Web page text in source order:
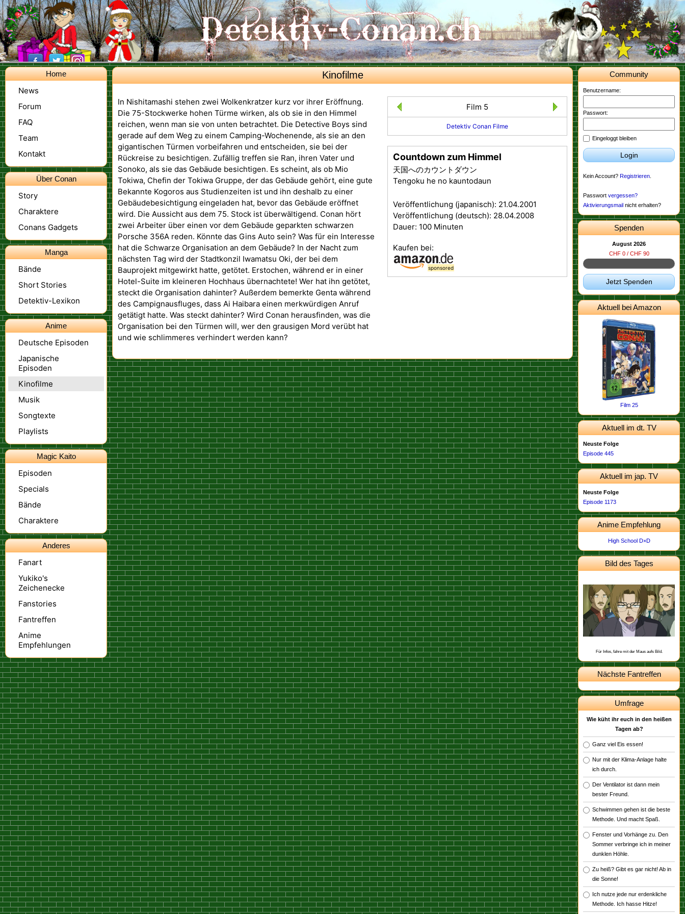
Home
News
Forum
FAQ
Team
Kontakt
Über Conan
Story
Charaktere
Conans Gadgets
Manga
Bände
Short Stories
Detektiv-Lexikon
Anime
Deutsche Episoden
Japanische
Episoden
Kinofilme
Musik
Songtexte
Playlists
Magic Kaito
Episoden
Specials
Bände
Charaktere
Anderes
Fanart
Yukiko's
Zeichenecke
Fanstories
Fantreffen
Anime
Empfehlungen
Community
Benutzername:
Passwort:
Eingeloggt bleiben
Login
Kein Account? Registrieren
Passwort vergessen?
Aktivierungsmail nicht erhalten?
Spenden
August 2026
CHF 0 / CHF 90
Jetzt Spenden
Aktuell bei Amazon
Film 25
Aktuell im dt. TV
Neuste Folge
Episode 445
Aktuell im jap. TV
Neuste Folge
Episode 1173
Anime Empfehlung
High School D×D
Bild des Tages
Dieses Bild stammt von der
Episode 498
.
Schon gewusst, dass Heiji aus Osaka
stammt?
Für Infos, fahre mit der Maus aufs Bild.
Nächste Fantreffen
Umfrage
Wie küht ihr euch in den heißen
Tagen ab?
Ganz viel Eis essen!
Nur mit der Klima-Anlage halte
ich durch.
Der Ventilator ist dann mein
bester Freund.
Schwimmen gehen ist die beste
Methode. Und macht Spaß.
Fenster und Vorhänge zu. Den
Sommer verbringe ich in meiner
dunklen Höhle.
Zu heiß? Gibt es gar nicht! Ab in
die Sonne!
Ich nutze jede nur erdenkliche
Methode. Ich hasse Hitze!
Kinofilme
In Nishitamashi stehen zwei Wolkenkratzer kurz vor ihrer Eröffnung.
Die 75-Stockwerke hohen Türme wirken, als ob sie in den Himmel
reichen, wenn man sie von unten betrachtet. Die Detective Boys sind
gerade auf dem Weg zu einem Camping-Wochenende, als sie an den
gigantischen Türmen vorbeifahren und entscheiden, sie bei der
Rückreise zu besichtigen. Zufällig treffen sie Ran, ihren Vater und
Sonoko, als sie das Gebäude besichtigen. Es scheint, als ob Mio
Tokiwa, Chefin der Tokiwa Gruppe, der das Gebäude gehört, eine gute
Bekannte Kogoros aus Studienzeiten ist und ihn deshalb zu einer
Gebäudebesichtigung eingeladen hat, bevor das Gebäude eröffnet
wird. Die Aussicht aus dem 75. Stock ist überwältigend. Conan hört
zwei Arbeiter über einen vor dem Gebäude geparkten schwarzen
Porsche 356A reden. Könnte das Gins Auto sein? Was für ein Interesse
hat die Schwarze Organisation an dem Gebäude? In der Nacht zum
nächsten Tag wird der Stadtkonzil Iwamatsu Oki, der bei dem
Bauprojekt mitgewirkt hatte, getötet. Erstochen, während er in einer
Hotel-Suite im kleineren Hochhaus übernachtete! Wer hat ihn getötet,
steckt die Organisation dahinter? Außerdem bemerkte Genta während
des Campignausfluges, dass Ai Haibara einen merkwürdigen Anruf
getätigt hatte. Was steckt dahinter? Wird Conan herausfinden, was die
Organisation bei den Türmen will, wer den grausigen Mord verübt hat
und wie schlimmeres verhindert werden kann?
Film 5
Detektiv Conan Filme
Countdown zum Himmel
天国へのカウントダウン
Tengoku he no kauntodaun
Veröffentlichung (japanisch): 21.04.2001
Veröffentlichung (deutsch): 28.04.2008
Dauer: 100 Minuten
Kaufen bei:
sponsored